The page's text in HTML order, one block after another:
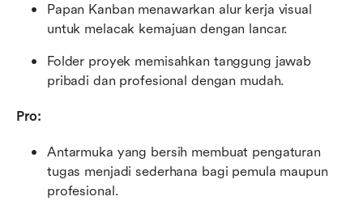
Papan Kanban menawarkan alur kerja visual
untuk melacak kemajuan dengan lancar.
Folder proyek memisahkan tanggung jawab
pribadi dan profesional dengan mudah.
Pro:
Antarmuka yang bersih membuat pengaturan
tugas menjadi sederhana bagi pemula maupun
profesional.